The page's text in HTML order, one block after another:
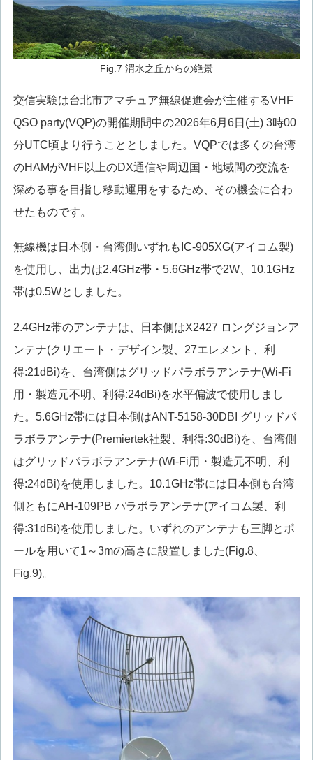
Fig.7 渭水之丘からの絶景
交信実験は台北市アマチュア無線促進会が主催するVHF
QSO party(VQP)の開催期間中の2026年6月6日(土) 3時00
分UTC頃より行うこととしました。VQPでは多くの台湾
のHAMがVHF以上のDX通信や周辺国・地域間の交流を
深める事を目指し移動運用をするため、その機会に合わ
せたものです。
無線機は日本側・台湾側いずれもIC-905XG(アイコム製)
を使用し、出力は2.4GHz帯・5.6GHz帯で2W、10.1GHz
帯は0.5Wとしました。
2.4GHz帯のアンテナは、日本側はX2427 ロングジョンア
ンテナ(クリエート・デザイン製、27エレメント、利
得:21dBi)を、台湾側はグリッドパラボラアンテナ(Wi-Fi
用・製造元不明、利得:24dBi)を水平偏波で使用しまし
た。5.6GHz帯には日本側はANT-5158-30DBI グリッドパ
ラボラアンテナ(Premiertek社製、利得:30dBi)を、台湾側
はグリッドパラボラアンテナ(Wi-Fi用・製造元不明、利
得:24dBi)を使用しました。10.1GHz帯には日本側も台湾
側ともにAH-109PB パラボラアンテナ(アイコム製、利
得:31dBi)を使用しました。いずれのアンテナも三脚とポ
ールを用いて1～3mの高さに設置しました(Fig.8、
Fig.9)。